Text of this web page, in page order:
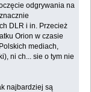
odgrywania na
DLR i in. Przecież
Orion w czasie
mediach,
ni ch... sie o tym nie
najbardziej są